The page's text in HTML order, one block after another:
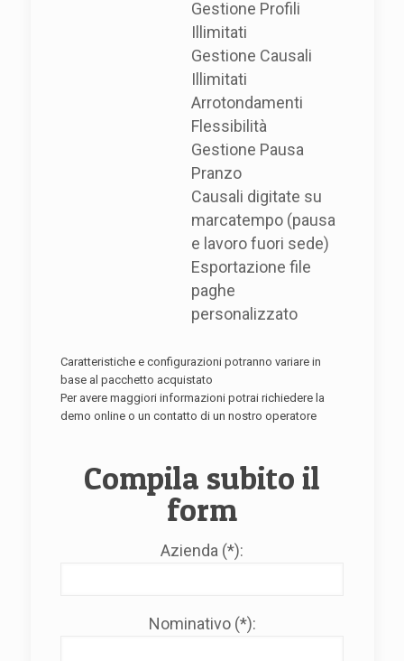
Gestione Profili
Illimitati
Gestione Causali
Illimitati
Arrotondamenti
Flessibilità
Gestione Pausa
Pranzo
Causali digitate su
marcatempo (pausa
e lavoro fuori sede)
Esportazione file
paghe
personalizzato
Caratteristiche e configurazioni potranno variare in
base al pacchetto acquistato
Per avere maggiori informazioni potrai richiedere la
demo online o un contatto di un nostro operatore
Compila subito il
form
Azienda (*):
Nominativo (*):